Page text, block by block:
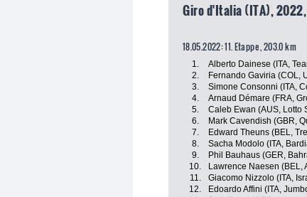
Giro d'Italia (ITA),
18.05.2022: 11. Etappe , 203.0 km
1. Alberto Dainese (ITA,
2.
Fernando Gaviria (COL,
3.
Simone Consonni (ITA,
4.
Arnaud Démare (FRA,
5.
Caleb Ewan (AUS, Lotto
6.
Mark Cavendish (GBR,
7.
Edward Theuns (BEL,
8.
Sacha Modolo (ITA,
9.
Phil Bauhaus (GER,
10.
Lawrence Naesen (BEL,
11.
Giacomo Nizzolo (ITA,
12.
Edoardo Affini (ITA,